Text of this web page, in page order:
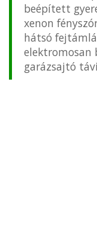
beépített
xenon
hátsó
elektromosan
garázsajtó